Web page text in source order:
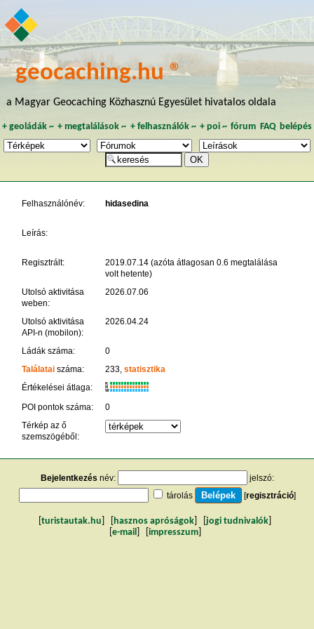
geocaching.hu ®
a Magyar Geocaching Közhasznú Egyesület hivatalos oldala
+ geoládák~ +megtalálások ~ + felhasználók~ + poi~ fórum FAQ belépés
Felhasználónév: hidasedina
Leírás:
Regisztrált:
2019.07.14 (azóta átlagosan 0.6 megtalálása
volt hetente)
Utolsó aktivitása
weben:
2026.07.06
Utolsó aktivitása
API-n (mobilon):
2026.04.24
Ládák száma:
0
Találataiszáma: 233, statisztika
Értékelései átlaga:
K
R
W
POI pontok száma:
0
Térkép az ő
szemszögéből:
Bejelentkezés név:
jelszó:
tárolás
[regisztráció]
turistautak.hu hasznos apróságok jogi tudnivalók
e-mail impresszum]